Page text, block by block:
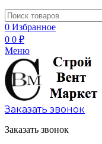
0 Избранное
0 0 ₽
Меню
Заказать звонок
Заказать звонок